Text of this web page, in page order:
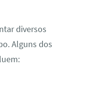
diversos
Alguns dos